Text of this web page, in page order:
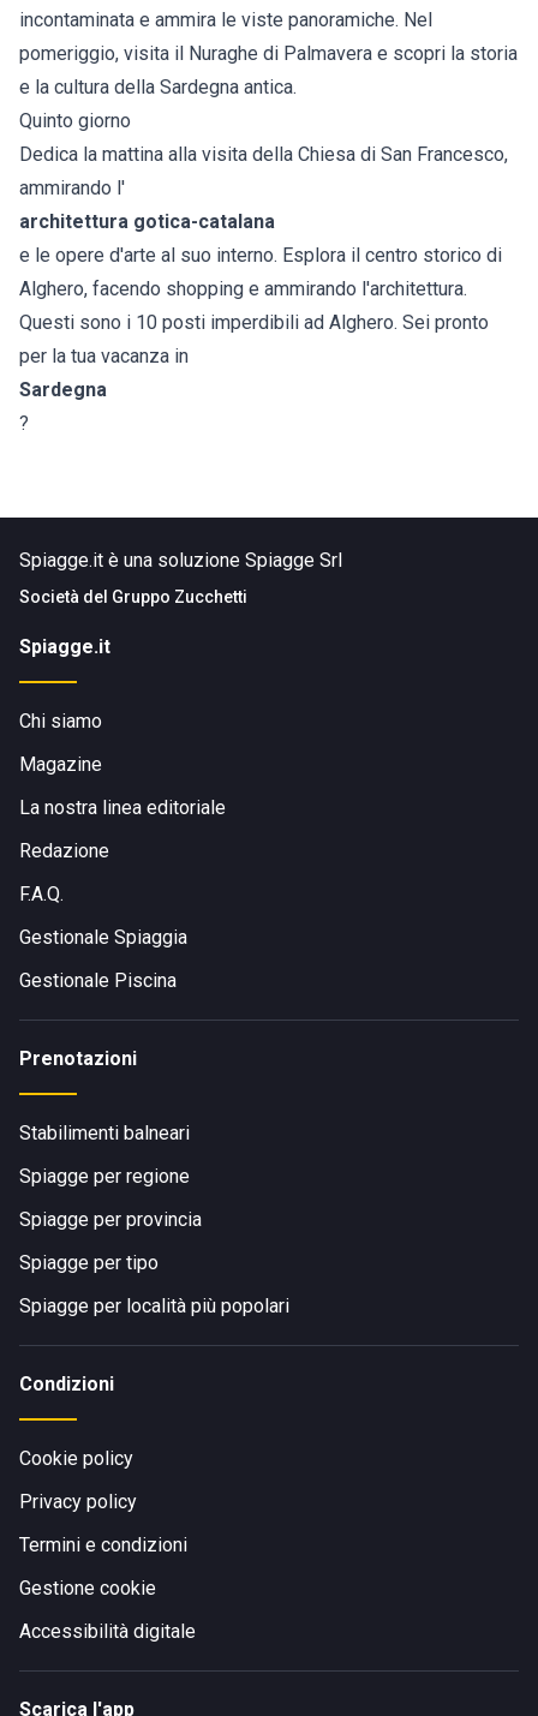
incontaminata e ammira le viste panoramiche. Nel
pomeriggio, visita il Nuraghe di Palmavera e scopri la storia
e la cultura della Sardegna antica.
Quinto giorno
Dedica la mattina alla visita della Chiesa di San Francesco,
ammirando l'
architettura gotica-catalana
e le opere d'arte al suo interno. Esplora il centro storico di
Alghero, facendo shopping e ammirando l'architettura.
Questi sono i 10 posti imperdibili ad Alghero. Sei pronto
per la tua vacanza in
Sardegna
?
Spiagge.it è una soluzione Spiagge Srl
Società del Gruppo Zucchetti
Spiagge.it
Chi siamo
Magazine
La nostra linea editoriale
Redazione
F.A.Q.
Gestionale Spiaggia
Gestionale Piscina
Prenotazioni
Stabilimenti balneari
Spiagge per regione
Spiagge per provincia
Spiagge per tipo
Spiagge per località più popolari
Condizioni
Cookie policy
Privacy policy
Termini e condizioni
Gestione cookie
Accessibilità digitale
Scarica l'app